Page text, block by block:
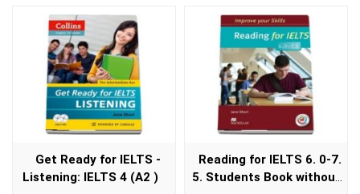
Get Ready for IELTS -
Listening: IELTS 4 (A2 )
Reading for IELTS 6. 0-7.
5. Students Book without